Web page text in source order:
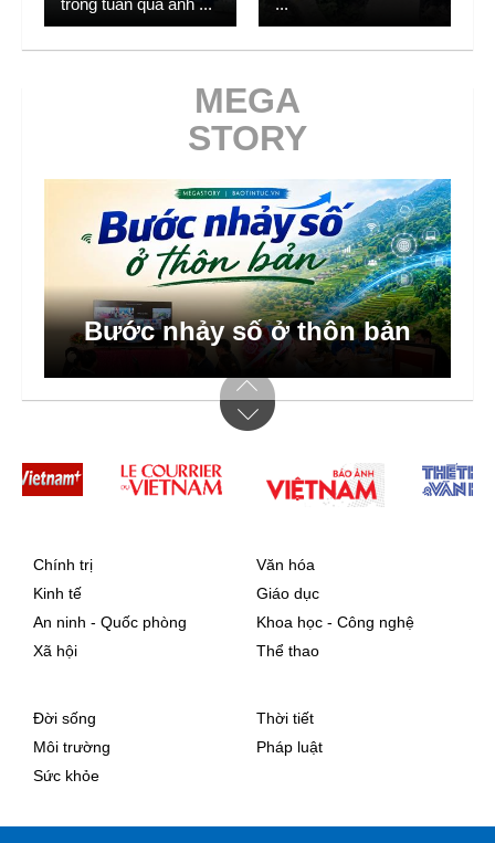
trong tuần qua ảnh ...
...
MEGA
STORY
Bước nhảy số ở thôn bản
Chính trị
Kinh tế
An ninh - Quốc phòng
Xã hội
Văn hóa
Giáo dục
Khoa học - Công nghệ
Thể thao
Đời sống
Môi trường
Sức khỏe
Thời tiết
Pháp luật